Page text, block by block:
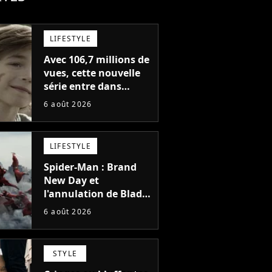
LIFESTYLE
Avec 106,7 millions de
vues, cette nouvelle
série entre dans
l'histoire de Netflix en
6 août 2026
LIFESTYLE
Spider-Man : Brand
New Day et
l'annulation de Blade
montrent que Marvel
faire quoi que ce soit
de simple
6 août 2026
STYLE